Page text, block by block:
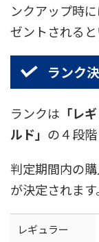
ンクアップ時
ゼントされると
ランク
ランクは 「レ
ルド」 の４段階
判定期間内の
が決定されます
レギュラー